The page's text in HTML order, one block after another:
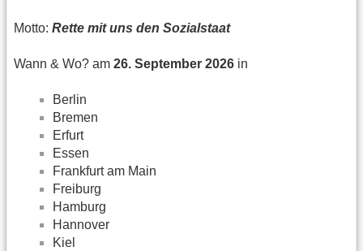
Motto: Rette mit uns den Sozialstaat
Wann & Wo? am 26. September 2026 in
Berlin
Bremen
Erfurt
Essen
Frankfurt am Main
Freiburg
Hamburg
Hannover
Kiel